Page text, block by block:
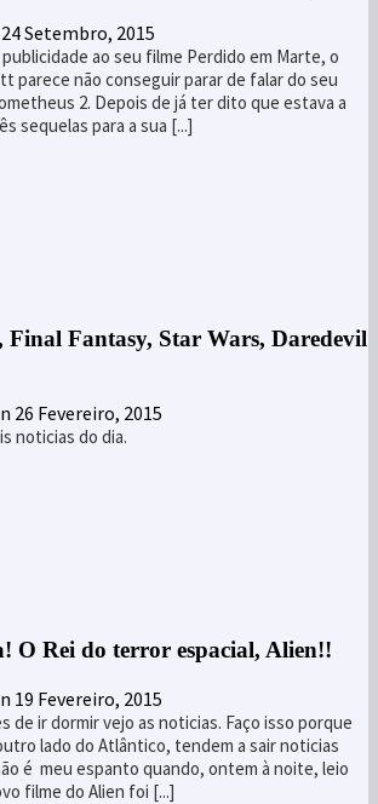
Setembro, 2015
ao seu filme Perdido em Marte, o
parece não conseguir parar de falar do seu
2. Depois de já ter dito que estava a
sequelas para a sua [...]
Fantasy, Star Wars, Daredevil
26 Fevereiro, 2015
noticias do dia.
O Rei do terror espacial, Alien!!
19 Fevereiro, 2015
de ir dormir vejo as noticias. Faço isso porque
lado do Atlântico, tendem a sair noticias
é meu espanto quando, ontem à noite, leio
filme do Alien foi [...]